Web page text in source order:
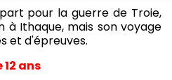
pour la guerre de Troie,
à Ithaque, mais son voyage
et d'épreuves.
ans